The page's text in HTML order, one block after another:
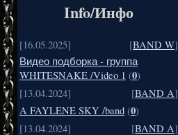
Info/Инфо
[16.05.2025] [BAND W]
Видео подборка - группа
WHITESNAKE /Video 1 (0)
[13.04.2024]
[BAND A]
A FAYLENE SKY /band (0)
[13.04.2024]
[BAND A]